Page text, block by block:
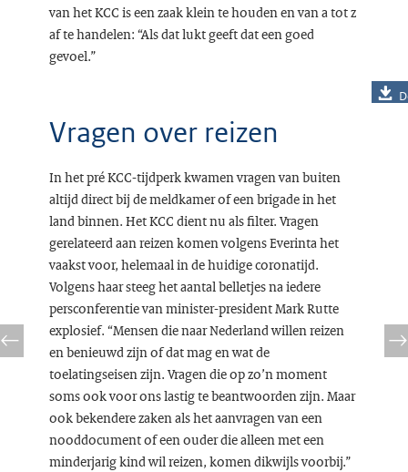
van het KCC is een zaak klein te houden en van a tot z
af te handelen: “Als dat lukt geeft dat een goed
gevoel.”
Vragen over reizen
In het pré KCC-tijdperk kwamen vragen van buiten
altijd direct bij de meldkamer of een brigade in het
land binnen. Het KCC dient nu als filter. Vragen
gerelateerd aan reizen komen volgens Everinta het
vaakst voor, helemaal in de huidige coronatijd.
Volgens haar steeg het aantal belletjes na iedere
persconferentie van minister-president Mark Rutte
explosief. “Mensen die naar Nederland willen reizen
en benieuwd zijn of dat mag en wat de
toelatingseisen zijn. Vragen die op zo’n moment
soms ook voor ons lastig te beantwoorden zijn. Maar
ook bekendere zaken als het aanvragen van een
nooddocument of een ouder die alleen met een
minderjarig kind wil reizen, komen dikwijls voorbij.”